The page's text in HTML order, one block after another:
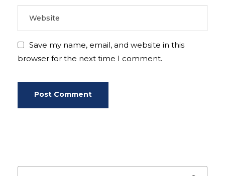
Save my name, email, and website in this
browser for the next time I comment.